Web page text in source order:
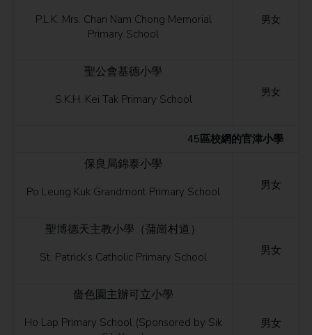
P.L.K. Mrs. Chan Nam Chong Memorial
Primary School
男女
聖公會基德小學
S.K.H. Kei Tak Primary School
男女
45區校網的官津小學
保良局錦泰小學
Po Leung Kuk Grandmont Primary School 男女
聖博德天主教小學（蒲崗村道）
St. Patrick’s Catholic Primary School 男女
嗇色園主辦可立小學
Ho Lap Primary School (Sponsored by Sik
男女